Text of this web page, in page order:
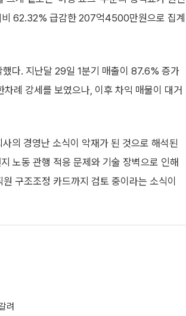
62.32% 급감한 207억4500만원으로 집계
다. 지난달 29일 1분기 매출이 87.6% 증가
례 강세를 보였으나, 이후 차익 매물이 대거
의 경영난 소식이 악재가 된 것으로 해석된
노동 관행 적응 문제와 기술 장벽으로 인해
구조조정 카드까지 검토 중이라는 소식이
려